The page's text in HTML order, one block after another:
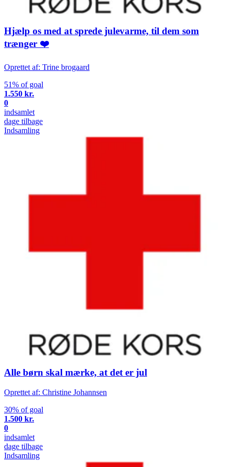
Hjælp os med at sprede julevarme, til dem som
trænger ❤️
Oprettet af: Trine brogaard
51% of goal
1.550 kr.
0
indsamlet
dage tilbage
Indsamling
Alle børn skal mærke, at det er jul
Oprettet af: Christine Johannsen
30% of goal
1.500 kr.
0
indsamlet
dage tilbage
Indsamling